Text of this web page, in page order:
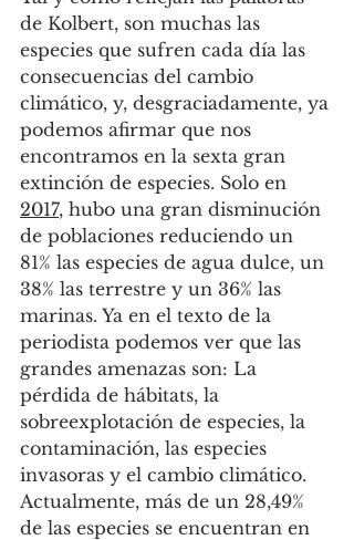
de Kolbert, son muchas las
especies que sufren cada día las
consecuencias del cambio
climático, y, desgraciadamente, ya
podemos afirmar que nos
encontramos en la sexta gran
extinción de especies. Solo en
2017, hubo una gran disminución
de poblaciones reduciendo un
81% las especies de agua dulce, un
38% las terrestre y un 36% las
marinas. Ya en el texto de la
periodista podemos ver que las
grandes amenazas son: La
pérdida de hábitats, la
sobreexplotación de especies, la
contaminación, las especies
invasoras y el cambio climático.
Actualmente, más de un 28,49%
de las especies se encuentran en